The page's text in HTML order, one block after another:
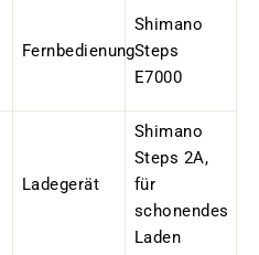
Fernbedienung
Shimano
Steps
E7000
Ladegerät
Shimano
Steps 2A,
für
schonendes
Laden